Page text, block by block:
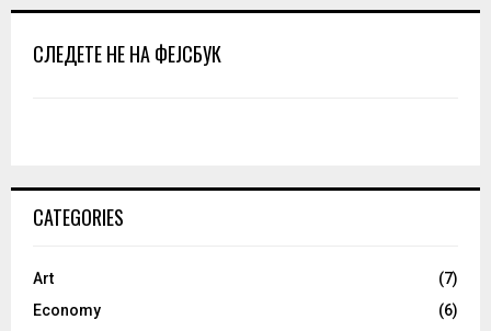
СЛЕДЕТЕ НЕ НА ФЕЈСБУК
CATEGORIES
Art
(7)
Economy
(6)